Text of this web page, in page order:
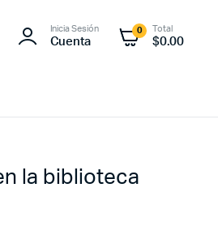
Inicia Sesión
Cuenta
0 Total
$0.00
la biblioteca